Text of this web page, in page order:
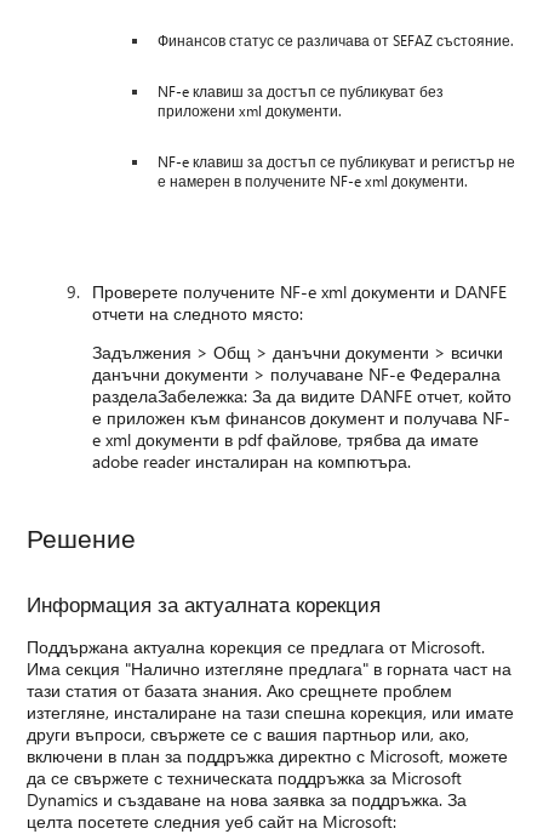
Финансов статус се различава от SEFAZ състояние.
NF-e клавиш за достъп се публикуват без
приложени xml документи.
NF-e клавиш за достъп се публикуват и регистър не
е намерен в получените NF-e xml документи.
Проверете получените NF-e xml документи и DANFE
отчети на следното място:
Задължения > Общ > данъчни документи > всички
данъчни документи > получаване NF-e Федерална
разделаЗабележка: За да видите DANFE отчет, който
е приложен към финансов документ и получава NF-
e xml документи в pdf файлове, трябва да имате
adobe reader инсталиран на компютъра.
Решение
Информация за актуалната корекция
Поддържана актуална корекция се предлага от Microsoft.
Има секция "Налично изтегляне предлага" в горната част на
тази статия от базата знания. Ако срещнете проблем
изтегляне, инсталиране на тази спешна корекция, или имате
други въпроси, свържете се с вашия партньор или, ако,
включени в план за поддръжка директно с Microsoft, можете
да се свържете с техническата поддръжка за Microsoft
Dynamics и създаване на нова заявка за поддръжка. За
целта посетете следния уеб сайт на Microsoft: